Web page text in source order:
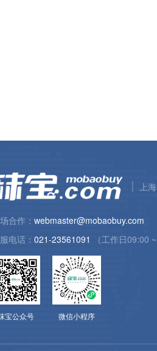
上
合作： webmaster@mobaobuy.com
电话： 021-23561091 （工作日09:00
宝公众号 微信小程序